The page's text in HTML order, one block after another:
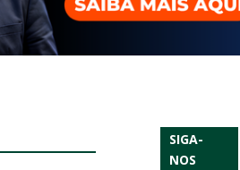
SIGA-
NOS